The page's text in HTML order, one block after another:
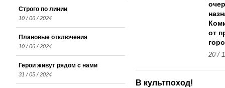
от
20 /
В культпоход!
Строго по линии
10 / 06 / 2024
Плановые отключения
10 / 06 / 2024
Герои живут рядом с нами
31 / 05 / 2024